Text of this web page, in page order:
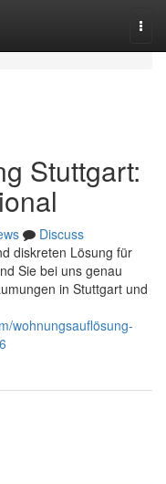
Stuttgart:
Discuss
diskreten Lösung für
Sie bei uns genau
in Stuttgart und
wohnungsauflösung-